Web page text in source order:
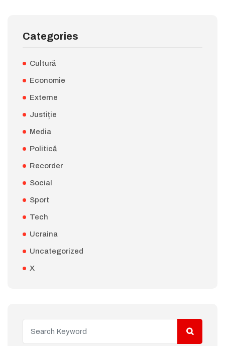
Categories
Cultură
Economie
Externe
Justiție
Media
Politică
Recorder
Social
Sport
Tech
Ucraina
Uncategorized
X